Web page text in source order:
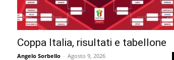
Coppa Italia, risultati e tabellone
Angelo Sorbello - Agosto 9, 2026